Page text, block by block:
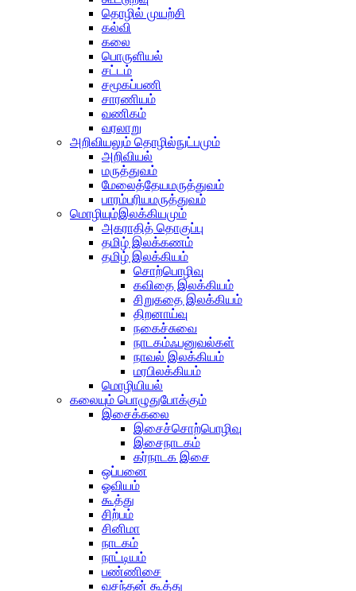
தொழில் முயற்சி
கல்வி
கலை
பொருளியல்
சட்டம்
சமூகப்பணி
சாரணியம்
வணிகம்
வரலாறு
அறிவியலும் தொழில்நுட்பமும்
அறிவியல்
மருத்துவம்
மேலைத்தேயமருத்துவம்
பாரம்பரியமருத்துவம்
மொழியும்இலக்கியமும்
அகராதித் தொகுப்பு
தமிழ் இலக்கணம்
தமிழ் இலக்கியம்
சொற்பொழிவு
கவிதை இலக்கியம்
சிறுகதை இலக்கியம்
திறனாய்வு
நகைச்சுவை
நாடகம்ஃபனுவல்கள்
நாவல் இலக்கியம்
மரபிலக்கியம்
மொழியியல்
கலையும் பொழுதுபோக்கும்
இசைக்கலை
இசைச்சொற்பொழிவு
இசைநாடகம்
கர்நாடக இசை
ஒப்பனை
ஓவியம்
கூத்து
சிற்பம்
சினிமா
நாடகம்
நாட்டியம்
பண்ணிசை
வசந்தன் கூத்து